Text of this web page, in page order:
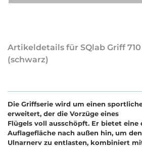
Artikeldetails für SQlab Griff 710
(schwarz)
Die Griffserie wird um einen
erweitert, der die Vorzüge eines
Flügels voll ausschöpft. Er bietet eine
Auflagefläche nach außen hin, um den
Ulnarnerv zu entlasten, kombiniert